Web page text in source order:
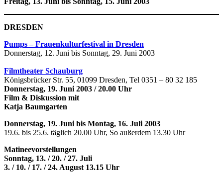
DRESDEN
Pumps – Frauenkulturfestival in Dresden
Donnerstag, 12. Juni bis Sonntag, 29. Juni 2003
Filmtheater Schauburg
Königsbrücker Str. 55, 01099 Dresden, Tel 0351 – 80 32 185
Donnerstag, 19. Juni 2003 / 20.00 Uhr
Film & Diskussion mit
Katja Baumgarten
Donnerstag, 19. Juni bis Montag, 16. Juli 2003
19.6. bis 25.6. täglich 20.00 Uhr, So außerdem 13.30 Uhr
Matineevorstellungen
Sonntag, 13. / 20. / 27. Juli
3. / 10. / 17. / 24. August 13.15 Uhr